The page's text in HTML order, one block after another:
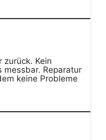
zurück. Kein
messbar. Reparatur
keine Probleme